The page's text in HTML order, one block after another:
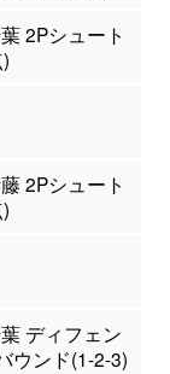
2Pシュート
2Pシュート
ディフェン
ウンド(1-2-3)